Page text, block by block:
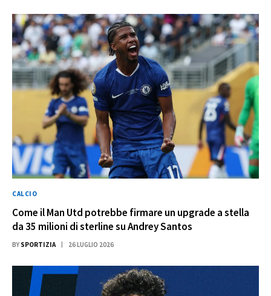
CALCIO
Come il Man Utd potrebbe firmare un upgrade a stella
da 35 milioni di sterline su Andrey Santos
BY SPORTIZIA 26 LUGLIO 2026